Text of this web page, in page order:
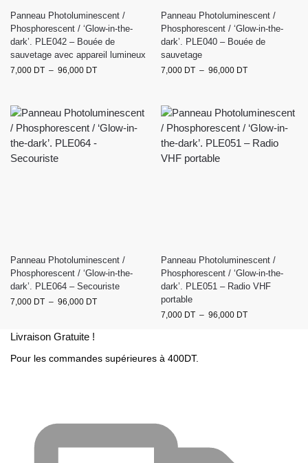
Panneau Photoluminescent /
Phosphorescent / ‘Glow-in-the-
dark’. PLE042 – Bouée de
sauvetage avec appareil lumineux
7,000 DT – 96,000 DT
Panneau Photoluminescent /
Phosphorescent / ‘Glow-in-the-
dark’. PLE040 – Bouée de
sauvetage
7,000 DT – 96,000 DT
Panneau Photoluminescent /
Phosphorescent / ‘Glow-in-the-
dark’. PLE064 – Secouriste
7,000 DT – 96,000 DT
Panneau Photoluminescent /
Phosphorescent / ‘Glow-in-the-
dark’. PLE051 – Radio VHF
portable
7,000 DT – 96,000 DT
Livraison Gratuite !
Pour les commandes supérieures à 400DT.